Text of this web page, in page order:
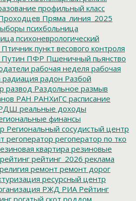
профильный класс
Пряма_линия_2025
психбольница
психоневрологический
Птичник пункт весового контроля
Путин ПФР Пшеничный пьянство
рабочая неделя рабочая
радиация радон Разбой
развод Раздольное размыв
РАН РАНХиГС расписание
реальные доходы
финансы
Региональный сосудистый центр
регоператор регоператор по тко
квартира резиновые
рейтинг рейтинг_2026 реклама
религия ремонт ремонт дорог
ресурсный центр
РЖД РИА Рейтинг
рогатый скот роддом